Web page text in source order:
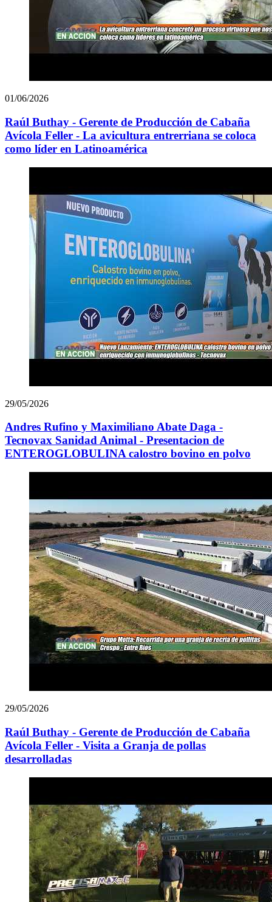
01/06/2026
Raúl Buthay - Gerente de Producción de Cabaña
Avícola Feller - La avicultura entrerriana se coloca
como líder en Latinoamérica
29/05/2026
Andres Rufino y Maximiliano Abate Daga -
Tecnovax Sanidad Animal - Presentacion de
ENTEROGLOBULINA calostro bovino en polvo
29/05/2026
Raúl Buthay - Gerente de Producción de Cabaña
Avícola Feller - Visita a Granja de pollas
desarrolladas